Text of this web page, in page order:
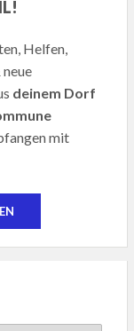
Helfen,
deinem Dorf
mit